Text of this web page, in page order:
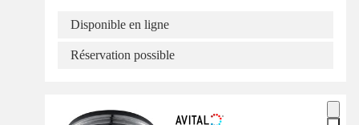
Disponible en ligne
Réservation possible